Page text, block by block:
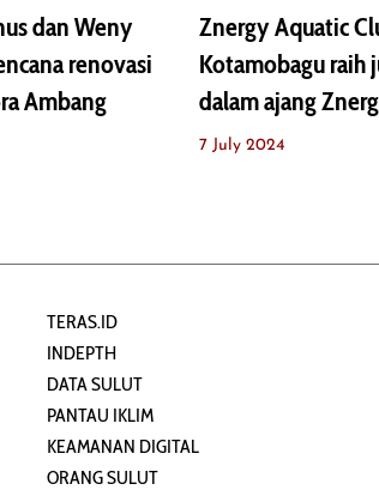
dan Weny
renovasi
Ambang
Znergy Aquatic
Kotamobagu raih
dalam ajang
7 July 2024
TERAS.ID
INDEPTH
DATA SULUT
PANTAU IKLIM
KEAMANAN DIGITAL
ORANG SULUT